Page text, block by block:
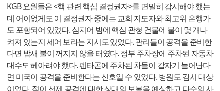
KGB 요원들은 <핵 관련 핵심 결정권자>를 면밀히 감시해야 했는
데 어이없게도 이 결정권자 중에는 교회 지도자와 최고위 은행가
도 포함되어 있었다. 심지어 밤에 핵심 관청 건물에 불이 몇 개나
켜져 있는지 세어 보라는 지시도 있었다. 관리들이 공격을 준비한
다면 밤새 불이 꺼지지 않을 터였다. 정부 주차장에 주차된 자동차
대수도 헤아려야 했다. 펜타곤에 주차된 차들이 갑자기 늘어난다
면 미국이 공격을 준비한다는 신호일 수 있었다. 병원도 감시 대상
이었다. 적이 선제 공격에 대한 상대의 보복을 예상하고 다수의 사